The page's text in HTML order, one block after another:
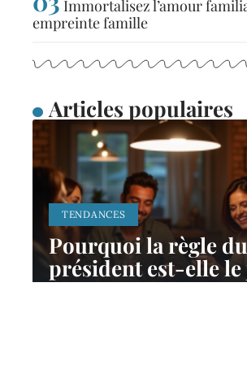
Immortalisez l’amour
empreinte famille
Articles populaires
TENDANCES
Pourquoi la règle du
président est-elle le
cartes parfait pour